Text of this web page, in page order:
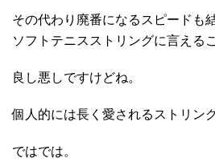
その代わり廃番になるスピードも
ソフトテニスストリングに言える
良し悪しですけどね。
個人的には長く愛されるストリン
ではでは。